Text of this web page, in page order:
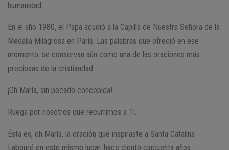
humanidad.
En el año 1980, el Papa acudió a la Capilla de Nuestra Señora de la
Medalla Milagrosa en París. Las palabras que ofreció en ese
momento, se conservan aún como una de las oraciones más
preciosas de la cristiandad:
¡Oh María, sin pecado concebida!
Ruega por nosotros que recurrimos a Ti.
Ésta es, oh María, la oración que inspiraste a Santa Catalina
Labouré en este mismo lugar, hace ciento cincuenta años.